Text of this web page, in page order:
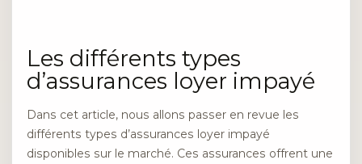
Les différents types
d’assurances loyer impayé
Dans cet article, nous allons passer en revue les
différents types d’assurances loyer impayé
disponibles sur le marché. Ces assurances offrent une